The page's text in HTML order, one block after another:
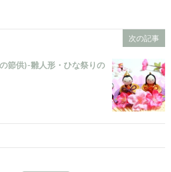
次の記事
節供)-雛人形・ひな祭りの